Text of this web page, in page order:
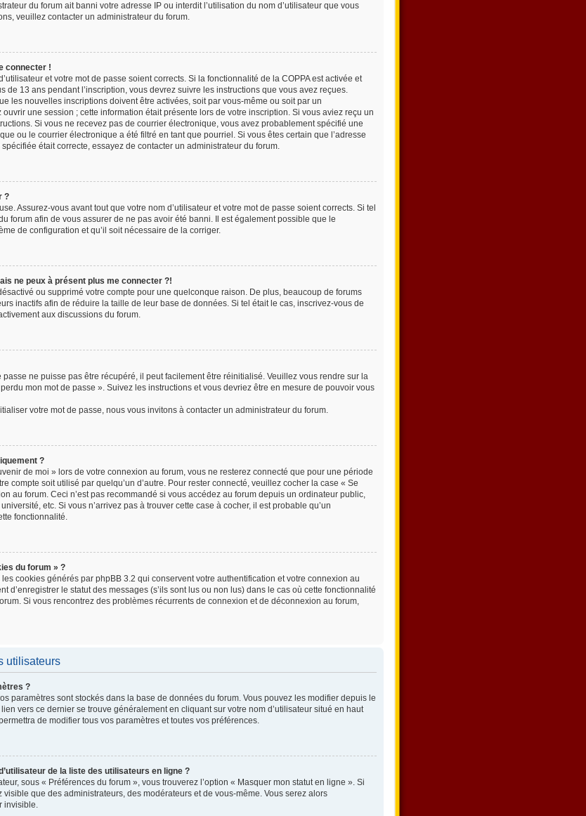
du forum ait banni votre adresse IP ou interdit l’utilisation du nom d’utilisateur que vous
veuillez contacter un administrateur du forum.
connecter !
et votre mot de passe soient corrects. Si la fonctionnalité de la COPPA est activée et
de 13 ans pendant l’inscription, vous devrez suivre les instructions que vous avez reçues.
les nouvelles inscriptions doivent être activées, soit par vous-même ou soit par un
une session ; cette information était présente lors de votre inscription. Si vous aviez reçu un
Si vous ne recevez pas de courrier électronique, vous avez probablement spécifié une
ou le courrier électronique a été filtré en tant que pourriel. Si vous êtes certain que l’adresse
était correcte, essayez de contacter un administrateur du forum.
?
Assurez-vous avant tout que votre nom d’utilisateur et votre mot de passe soient corrects. Si tel
forum afin de vous assurer de ne pas avoir été banni. Il est également possible que le
de configuration et qu’il soit nécessaire de la corriger.
ne peux à présent plus me connecter ?!
ou supprimé votre compte pour une quelconque raison. De plus, beaucoup de forums
inactifs afin de réduire la taille de leur base de données. Si tel était le cas, inscrivez-vous de
aux discussions du forum.
ne puisse pas être récupéré, il peut facilement être réinitialisé. Veuillez vous rendre sur la
mon mot de passe ». Suivez les instructions et vous devriez être en mesure de pouvoir vous
votre mot de passe, nous vous invitons à contacter un administrateur du forum.
?
de moi » lors de votre connexion au forum, vous ne resterez connecté que pour une période
compte soit utilisé par quelqu’un d’autre. Pour rester connecté, veuillez cocher la case « Se
au forum. Ceci n’est pas recommandé si vous accédez au forum depuis un ordinateur public,
etc. Si vous n’arrivez pas à trouver cette case à cocher, il est probable qu’un
fonctionnalité.
du forum » ?
cookies générés par phpBB 3.2 qui conservent votre authentification et votre connexion au
d’enregistrer le statut des messages (s’ils sont lus ou non lus) dans le cas où cette fonctionnalité
Si vous rencontrez des problèmes récurrents de connexion et de déconnexion au forum,
utilisateurs
?
paramètres sont stockés dans la base de données du forum. Vous pouvez les modifier depuis le
vers ce dernier se trouve généralement en cliquant sur votre nom d’utilisateur situé en haut
de modifier tous vos paramètres et toutes vos préférences.
de la liste des utilisateurs en ligne ?
sous « Préférences du forum », vous trouverez l’option « Masquer mon statut en ligne ». Si
que des administrateurs, des modérateurs et de vous-même. Vous serez alors
invisible.